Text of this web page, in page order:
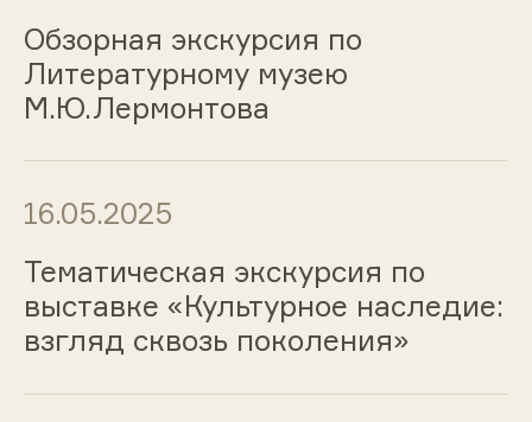
Обзорная экскурсия по
Литературному музею
М.Ю.Лермонтова
16.05.2025
Тематическая экскурсия по
выставке «Культурное наследие:
взгляд сквозь поколения»